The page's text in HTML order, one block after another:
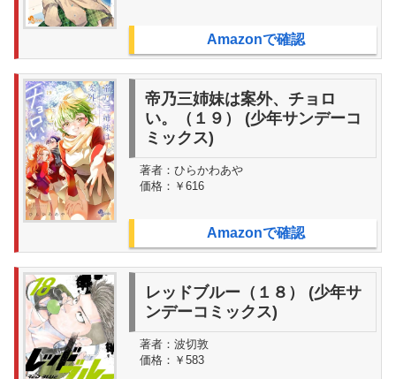
Amazonで確認
帝乃三姉妹は案外、チョロ
い。（１９） (少年サンデーコ
ミックス)
著者： ひらかわあや
価格： ￥616
Amazonで確認
レッドブルー（１８） (少年サ
ンデーコミックス)
著者： 波切敦
価格： ￥583